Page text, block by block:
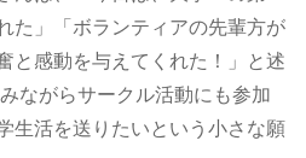
た」「ボランティアの先輩方が
と感動を与えてくれた！」と述
ながらサークル活動にも参加
生活を送りたいという小さな願